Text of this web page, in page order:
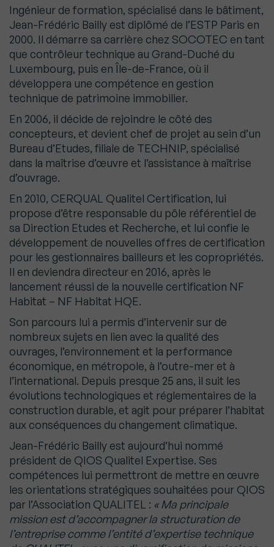
Ingénieur de formation, spécialisé dans le bâtiment,
Jean-Frédéric Bailly est diplômé de l’ESTP Paris en
2000. Il démarre sa carrière chez SOCOTEC en tant
que contrôleur technique au Grand-Duché du
Luxembourg, puis en Île-de-France, où il
développera une compétence en gestion
technique de patrimoine immobilier.
En 2006, il décide de rejoindre le côté des
concepteurs, et devient chef de projet au sein d’un
Bureau d’Etudes, filiale de TECHNIP, spécialisé
dans la maîtrise d’œuvre et l’assistance à maîtrise
d’ouvrage.
En 2010, CERQUAL Qualitel Certification, lui
propose d’être responsable du pôle référentiel de
sa Direction Etudes et Recherche, et lui confie le
développement de nouvelles offres de certification
pour les gestionnaires bailleurs et les copropriétés.
Il en deviendra directeur en 2016, après le
lancement réussi de la nouvelle certification NF
Habitat – NF Habitat HQE.
Son parcours lui a permis d’intervenir sur de
nombreux sujets en lien avec la qualité des
ouvrages, l’environnement et la performance
économique, en métropole, à l’outre-mer et à
l’international. Depuis presque 25 ans, il suit les
évolutions technologiques et réglementaires de la
construction durable, et agit pour préparer l’habitat
aux conséquences du changement climatique.
Jean-Frédéric Bailly est aujourd’hui nommé
président de QIOS Qualitel Expertise. Ses
compétences lui permettront de mettre en œuvre
les orientations stratégiques souhaitées pour QIOS
par l’Association QUALITEL : « Ma principale
mission est d’accompagner la structuration de
l’entreprise comme l’entité d’expertise technique